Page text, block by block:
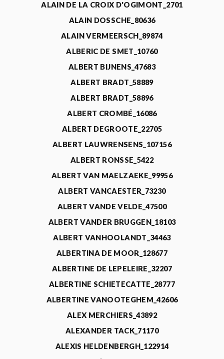
ALAIN DE LA CROIX D'OGIMONT_2701
ALAIN DOSSCHE_80636
ALAIN VERMEERSCH_89874
ALBERIC DE SMET_10760
ALBERT BIJNENS_47683
ALBERT BRADT_58889
ALBERT BRADT_58896
ALBERT CROMBÉ_16086
ALBERT DEGROOTE_22705
ALBERT LAUWRENSENS_107156
ALBERT RONSSE_5422
ALBERT VAN MAELZAEKE_99956
ALBERT VANCAESTER_73230
ALBERT VANDE VELDE_47500
ALBERT VANDER BRUGGEN_18103
ALBERT VANHOOLANDT_34463
ALBERTINA DE MOOR_128677
ALBERTINE DE LEPELEIRE_32207
ALBERTINE SCHIETECATTE_28777
ALBERTINE VANOOTEGHEM_42606
ALEX MERCHIERS_43892
ALEXANDER TACK_71170
ALEXIS HELDENBERGH_122914